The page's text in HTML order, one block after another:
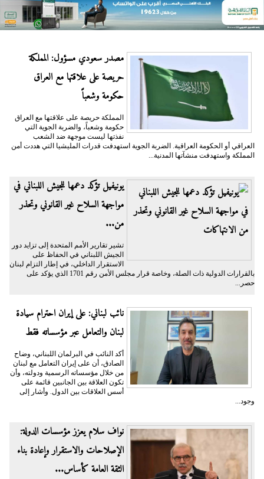
مصدر سعودي مسؤول: المملكة
حريصة على علاقتها مع العراق
حكومة وشعباً
المملكة حريصة على علاقتها مع العراق
حكومة وشعباً، والضربة الجوية التي
نفذتها ليست موجهة ضد الشعب
العراقي أو الحكومة العراقية. الضربة الجوية استهدفت قدرات المليشيا التي هددت أمن
المملكة واستهدفت منشآتها المدنية...
يونيفيل تؤكد دعمها للجيش اللبناني في
مواجهة السلاح غير القانوني وتحذر
من...
تشير تقارير الأمم المتحدة إلى تزايد دور
الجيش اللبناني في الحفاظ على
الاستقرار الداخلي، في إطار التزام لبنان
بالقرارات الدولية ذات الصلة، وخاصة قرار مجلس الأمن رقم 1701 الذي يؤكد على
حصر...
نائب لبناني: على إيران احترام سيادة
لبنان والتعامل عبر مؤسساته فقط
أكد النائب في البرلمان اللبناني، وضاح
الصادق، أن على إيران التعامل مع لبنان
من خلال مؤسساته الرسمية ودولته، وأن
تكون العلاقة بين الجانبين قائمة على
أسس العلاقات بين الدول. وأشار إلى
وجود...
نواف سلام يعزز مؤسسات الدولة:
الإصلاحات والاستقرار وإعادة بناء
الثقة العامة كأساس...